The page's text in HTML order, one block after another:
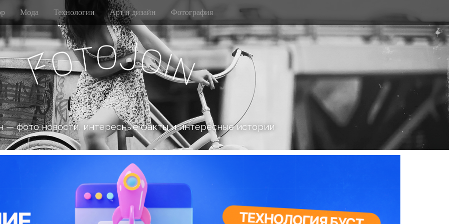
Мода Технологии Арт и дизайн Фотография
FotoJoi
n
— фото новости, интересные факты и интересные истории